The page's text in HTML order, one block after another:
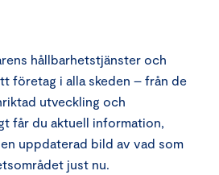
hållbarhetstjänster och
företag i alla skeden – från de
utveckling och
får du aktuell information,
uppdaterad bild av vad som
just nu.